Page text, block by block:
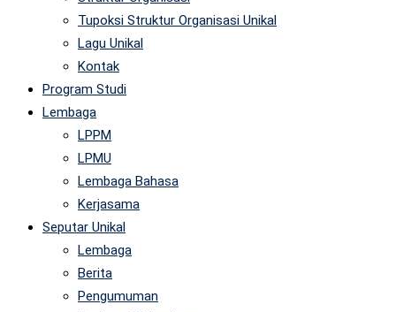
Tupoksi Struktur Organisasi Unikal
Lagu Unikal
Kontak
Program Studi
Lembaga
LPPM
LPMU
Lembaga Bahasa
Kerjasama
Seputar Unikal
Lembaga
Berita
Pengumuman